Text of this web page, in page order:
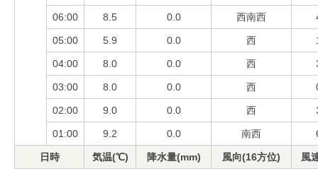
06:00 8.5 0.0 西南西
05:00 5.9 0.0 西
04:00 8.0 0.0 西
03:00 8.0 0.0 西
02:00 9.0 0.0 西
01:00 9.2 0.0 南西
日時 気温(℃) 降水量(mm) 風向(16方位) 風